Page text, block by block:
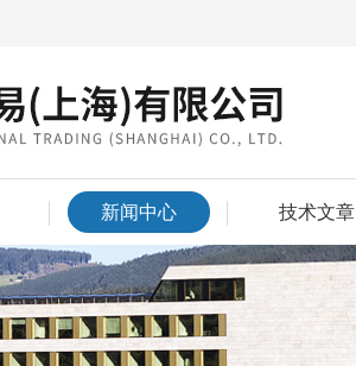
新闻中心 技术文章